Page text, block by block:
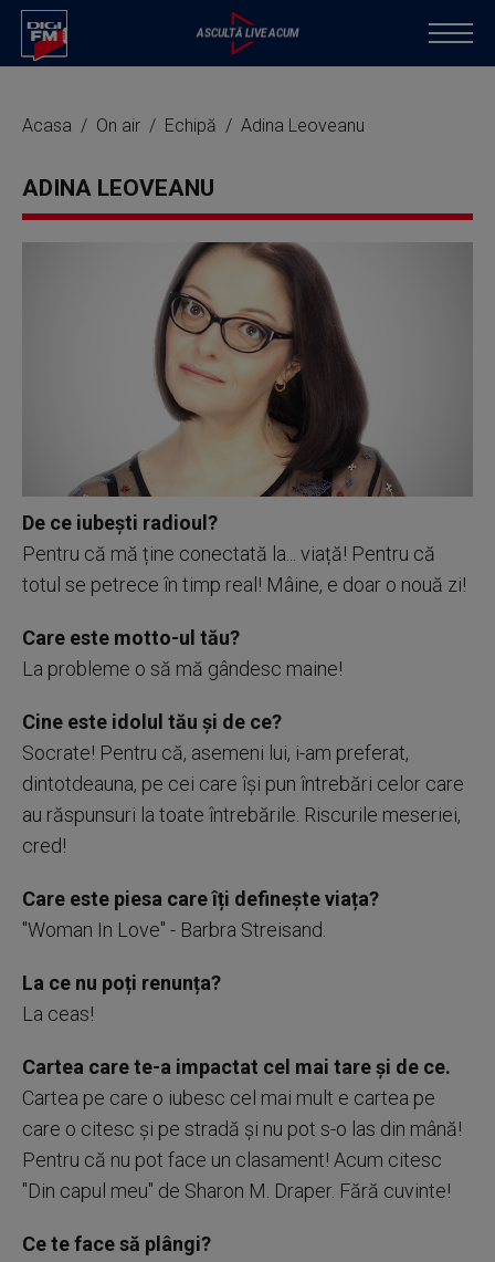
Acasa On air Echipă Adina Leoveanu
ADINA LEOVEANU
De ce iubești radioul?
Pentru că mă ține conectată la... viață! Pentru că
totul se petrece în timp real! Mâine, e doar o nouă zi!
Care este motto-ul tău?
La probleme o să mă gândesc maine!
Cine este idolul tău și de ce?
Socrate! Pentru că, asemeni lui, i-am preferat,
dintotdeauna, pe cei care își pun întrebări celor care
au răspunsuri la toate întrebările. Riscurile meseriei,
cred!
Care este piesa care îți definește viața?
"Woman In Love" - Barbra Streisand.
La ce nu poți renunța?
La ceas!
Cartea care te-a impactat cel mai tare și de ce.
Cartea pe care o iubesc cel mai mult e cartea pe
care o citesc şi pe stradă şi nu pot s-o las din mână!
Pentru că nu pot face un clasament! Acum citesc
"Din capul meu" de Sharon M. Draper. Fără cuvinte!
Ce te face să plângi?